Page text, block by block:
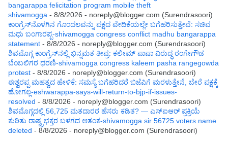
bangarappa felicitation program mobile theft
shivamogga - 8/8/2026 - noreply@blogger.com (Surendrasoori)
ಕಾಂಗ್ರೆಸ್‌ನೊಳಗಿನ ಗೊಂದಲವನ್ನು ಪಕ್ಷದ ವೇದಿಕೆಯಲ್ಲೇ ಬಗೆಹರಿಸುತ್ತೇವೆ: ಸಚಿವ
ಮಧು ಬಂಗಾರಪ್ಪ-shivamogga congress conflict madhu bangarappa
statement - 8/8/2026 - noreply@blogger.com (Surendrasoori)
ಶಿವಮೊಗ್ಗ ಕಾಂಗ್ರೆಸ್‌ನಲ್ಲಿ ಭಿನ್ನಮತ ತೀವ್ರ: ಕಲೀಮ್ ಪಾಷಾ ವಿರುದ್ಧ ರಂಗೇಗೌಡ
ಬೆಂಬಲಿಗರ ಧರಣಿ-shivamogga congress kaleem pasha rangegowda
protest - 8/8/2026 - noreply@blogger.com (Surendrasoori)
ಈಶ್ವರಪ್ಪ ಮಹತ್ವದ ಹೇಳಿಕೆ: ಸಮಸ್ಯೆ ಬಗೆಹರಿದರೆ ಬಿಜೆಪಿಗೆ ಮರಳುತ್ತೇನೆ, ಬೇರೆ ಪಕ್ಷಕ್ಕೆ
ಹೋಗಲ್ಲ-eshwarappa-says-will-return-to-bjp-if-issues-
resolved - 8/8/2026 - noreply@blogger.com (Surendrasoori)
ಶಿವಮೊಗ್ಗದಲ್ಲಿ 56,725 ಮತದಾರರ ಹೆಸರು ಕಡಿತ? — ಎಸ್‌ಐಆರ್‌ ಪ್ರಕ್ರಿಯೆ
ಕುರಿತು ರಾಷ್ಟ್ರಭಕ್ತರ ಬಳಗದ ಆತಂಕ-shivamogga sir 56725 voters name
deleted - 8/8/2026 - noreply@blogger.com (Surendrasoori)